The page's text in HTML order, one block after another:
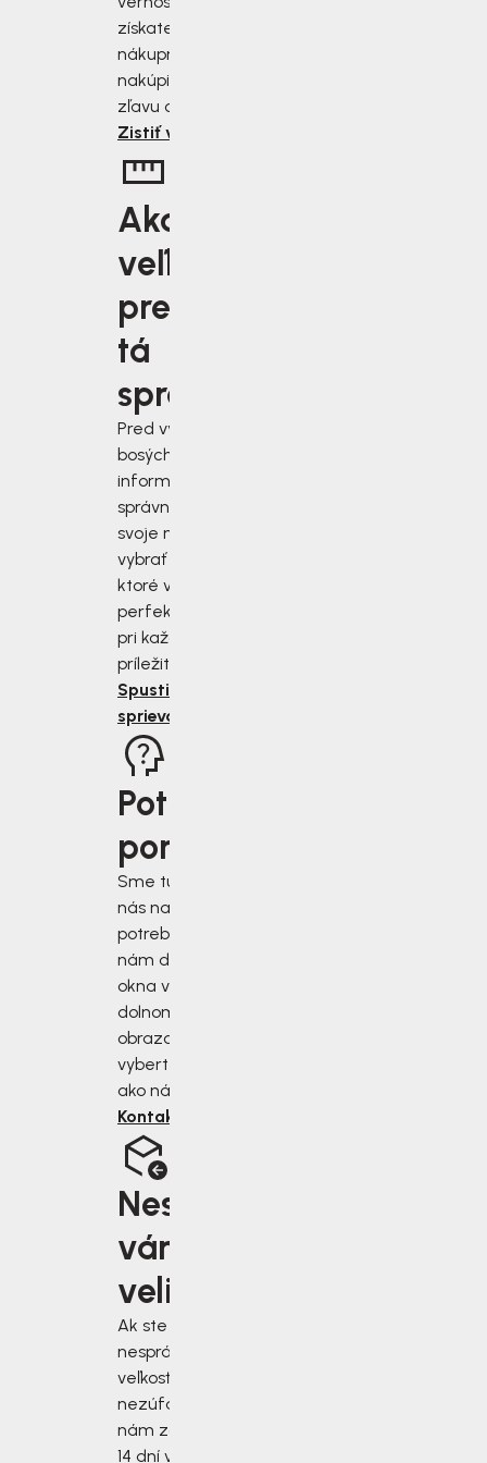
získate zľavu 2 až 10 % z
nákupnej ceny. Čím viac
nakúpite, tým väčšiu
zľavu od nás získate.
Zistiť viac
Aká
veľkosť je
pre vás
tá
správna?
Pred výberom
bosých topánok sa
informujte, ako
správne zmerať
svoje nohy a
vybrať si topánky,
ktoré vám budú
perfektne sedieť
pri každej
príležitosti.
Spustiť
sprievodcu
Potrebujete
poradiť?
Sme tu pre vás, keď
nás najviac
potrebujete. Napíšte
nám do chatového
okna v pravom
dolnom rohu
obrazovky alebo si
vyberte iný spôsob,
ako nás kontaktovať.
Kontaktujte nás
Nesedí
vám
velikost?
Ak ste si vybrali
nesprávnu
veľkosť,
nezúfajte! Stačí
nám zásielku do
14 dní vrátiť.